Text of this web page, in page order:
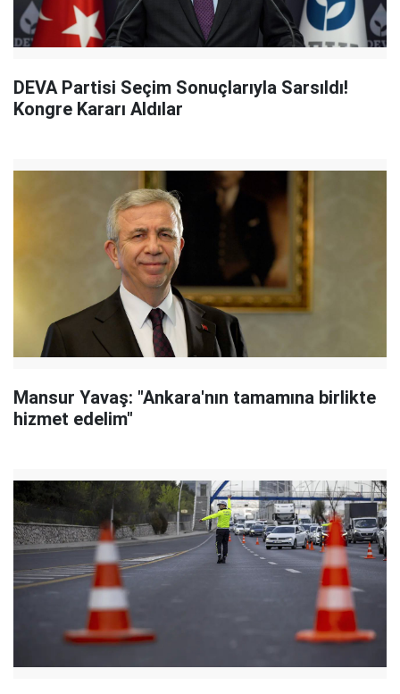
DEVA Partisi Seçim Sonuçlarıyla Sarsıldı!
Kongre Kararı Aldılar
Mansur Yavaş: "Ankara'nın tamamına birlikte
hizmet edelim"